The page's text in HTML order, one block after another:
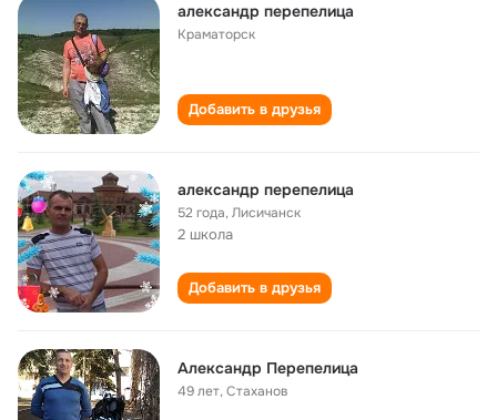
александр перепелица
Краматорск
Добавить в друзья
александр перепелица
52 года,Лисичанск
2 школа
Добавить в друзья
Александр Перепелица
49 лет,Стаханов